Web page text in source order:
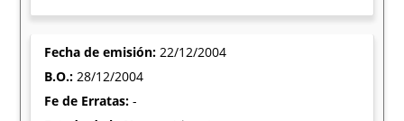
Fecha de emisión:22/12/2004
B.O.:28/12/2004
Fe de Erratas:-